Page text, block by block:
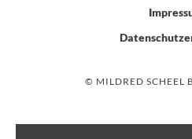
© MILDRED SCHEEL